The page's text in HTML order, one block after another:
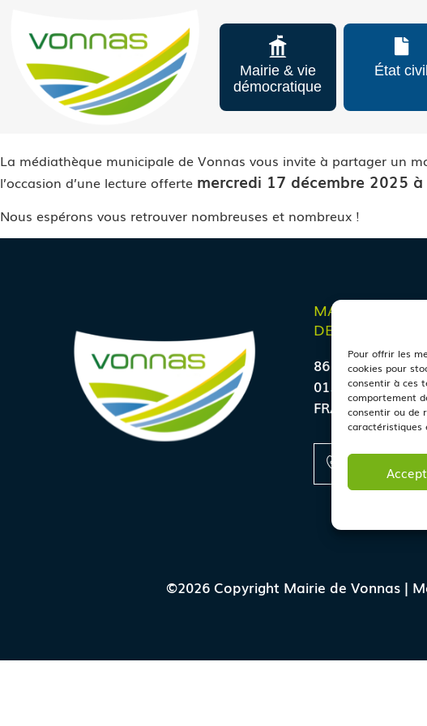
Pour offrir les
cookies pour
consentir à ces
comportement
consentir ou de
caractéristiques
Mairie & vie
démocratique
État civil
La médiathèque municipale de Vonnas vous invite à partager un
l’occasion d’une lecture offerte mercredi 17 décembre 2025
Nous espérons vous retrouver nombreuses et nombreux !
MAIRIE
DE VONNAS
86 rue du
01540 Vonnas
FRANCE
+33 (0) 4
©2026 Copyright Mairie de Vonnas |